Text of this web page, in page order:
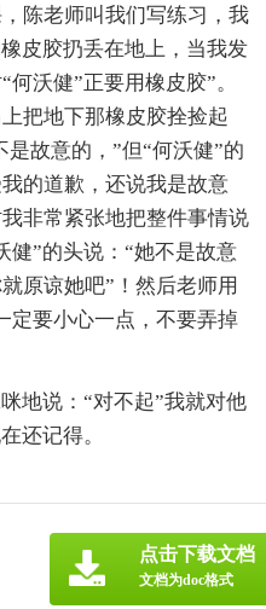
陈老师叫我们写练习，我
皮胶扔丢在地上，当我发
沃健”正要用橡皮胶”。
把地下那橡皮胶拴捡起
是故意的，”但“何沃健”的
的道歉，还说我是故意
非常紧张地把整件事情说
健”的头说：“她不是故意
原谅她吧”！然后老师用
定要小心一点，不要弄掉
地说：“对不起”我就对他
还记得。
点击下载文档
文档为doc格式